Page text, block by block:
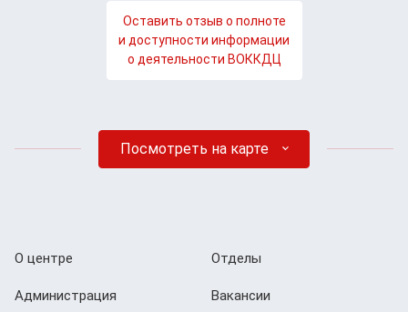
Оставить отзыв о полноте
и доступности информации
о деятельности ВОККДЦ
Посмотреть на карте
О центре
Администрация
Отделы
Вакансии